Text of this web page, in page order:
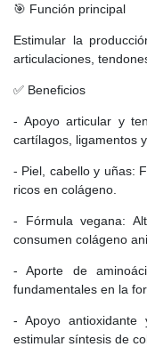
🎯 Función principal
Estimular la
articulaciones,
✅ Beneficios
- Apoyo articular y
cartílagos, ligamentos
- Piel, cabello y uñas:
ricos en colágeno.
- Fórmula vegana:
consumen colágeno
- Aporte de
fundamentales en la
- Apoyo
estimular síntesis de